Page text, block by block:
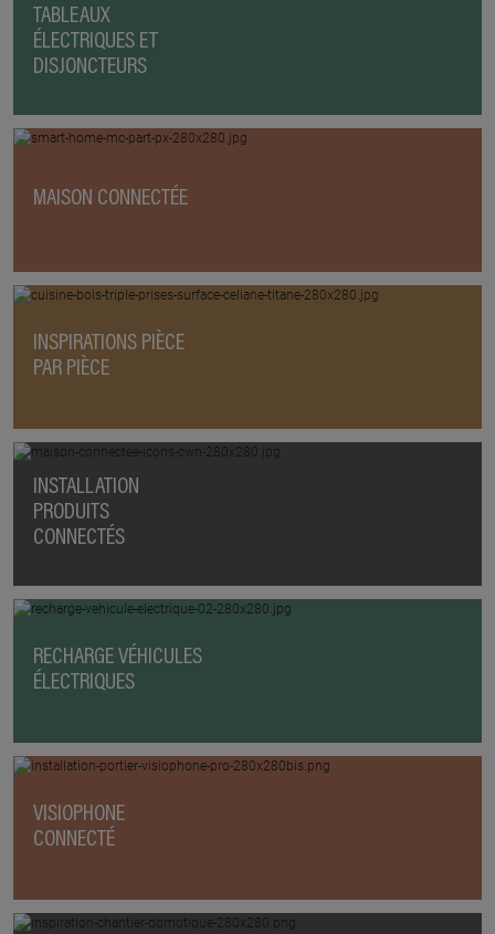
TABLEAUX
ÉLECTRIQUES ET
DISJONCTEURS
MAISON CONNECTÉE
INSPIRATIONS PIÈCE
PAR PIÈCE
INSTALLATION
PRODUITS
CONNECTÉS
RECHARGE VÉHICULES
ÉLECTRIQUES
VISIOPHONE
CONNECTÉ